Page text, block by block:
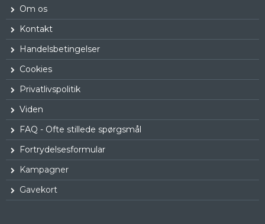
Om os
Kontakt
Handelsbetingelser
Cookies
Privatlivspolitik
Viden
FAQ - Ofte stillede spørgsmål
Fortrydelsesformular
Kampagner
Gavekort